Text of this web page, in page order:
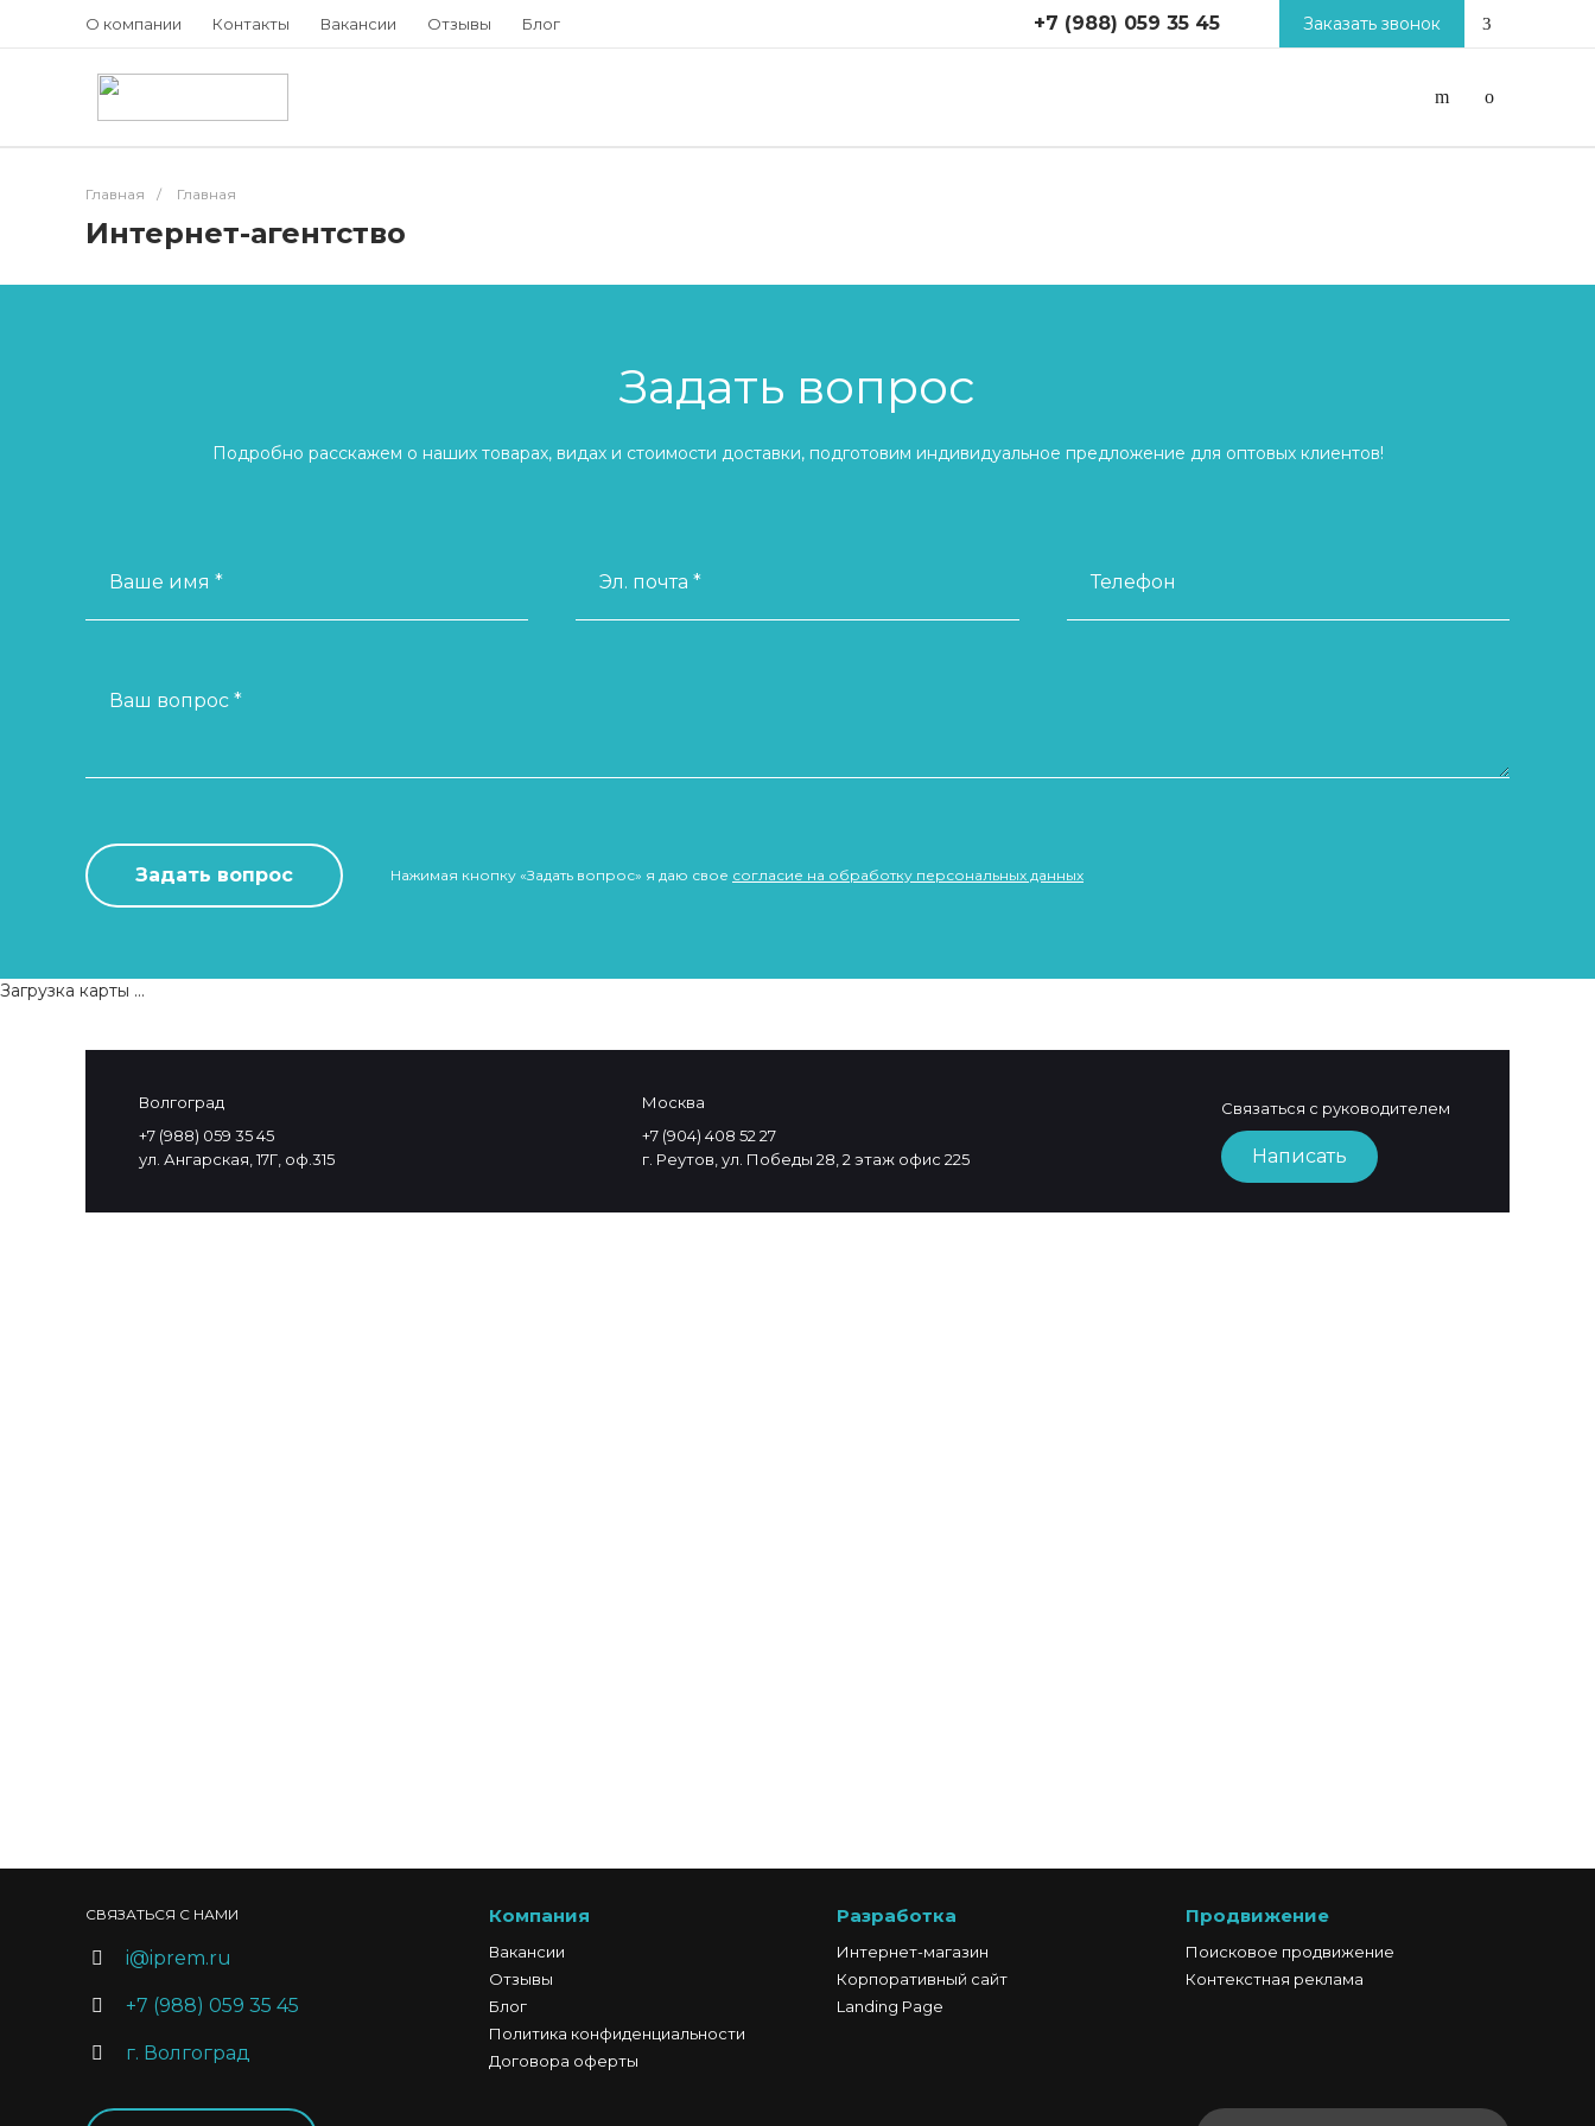
О компании Контакты Вакансии Отзывы Блог +7 (988) 059 35 45 Заказать звонок
Главная / Главная
Интернет-агентство
Задать вопрос
Подробно расскажем о наших товарах, видах и стоимости доставки, подготовим индивидуальное предложение для оптовых клиентов!
Ваше имя * Эл. почта * Телефон
Ваш вопрос *
Нажимая кнопку «Задать вопрос» я даю свое согласие на обработку персональных данных
Волгоград
+7 (988) 059 35 45
ул. Ангарская, 17Г, оф.315
Москва
+7 (904) 408 52 27
г. Реутов, ул. Победы 28, 2 этаж офис 225
Связаться с руководителем
Написать
Загрузка карты ...
СВЯЗАТЬСЯ С НАМИ
i@iprem.ru
+7 (988) 059 35 45
г. Волгоград
Компания
Вакансии
Отзывы
Блог
Политика конфиденциальности
Договора оферты
Разработка
Интернет-магазин
Корпоративный сайт
Landing Page
Продвижение
Поисковое продвижение
Контекстная реклама